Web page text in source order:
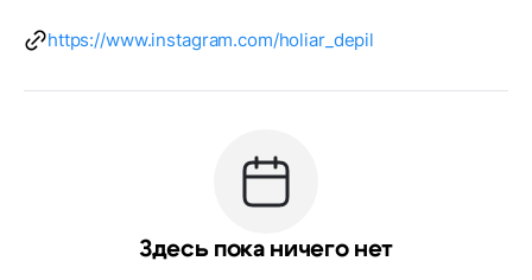
https://www.instagram.com/holiar_depil
Здесь пока ничего нет